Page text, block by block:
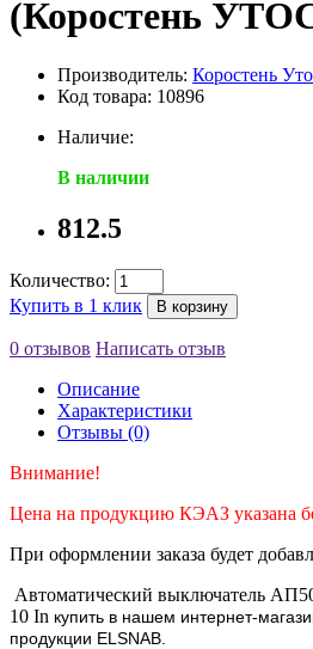
(Коростень
Производитель: Коростень
Код товара: 10896
Наличие:
В наличии
812.5
Количество:
Купить в 1 клик
В корзину
0 отзывов Написать отзыв
Описание
Характеристики
Отзывы (0)
Внимание!
Цена на продукцию КЭАЗ указана
При оформлении заказа будет
Автоматический выключатель
10 In купить в нашем интернет-
продукции ELSNAB.